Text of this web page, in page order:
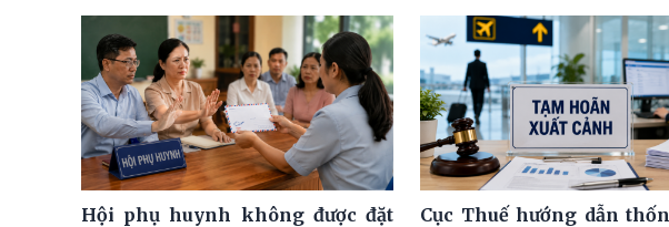
Hội phụ huynh không được đặt
Cục Thuế hướng dẫn